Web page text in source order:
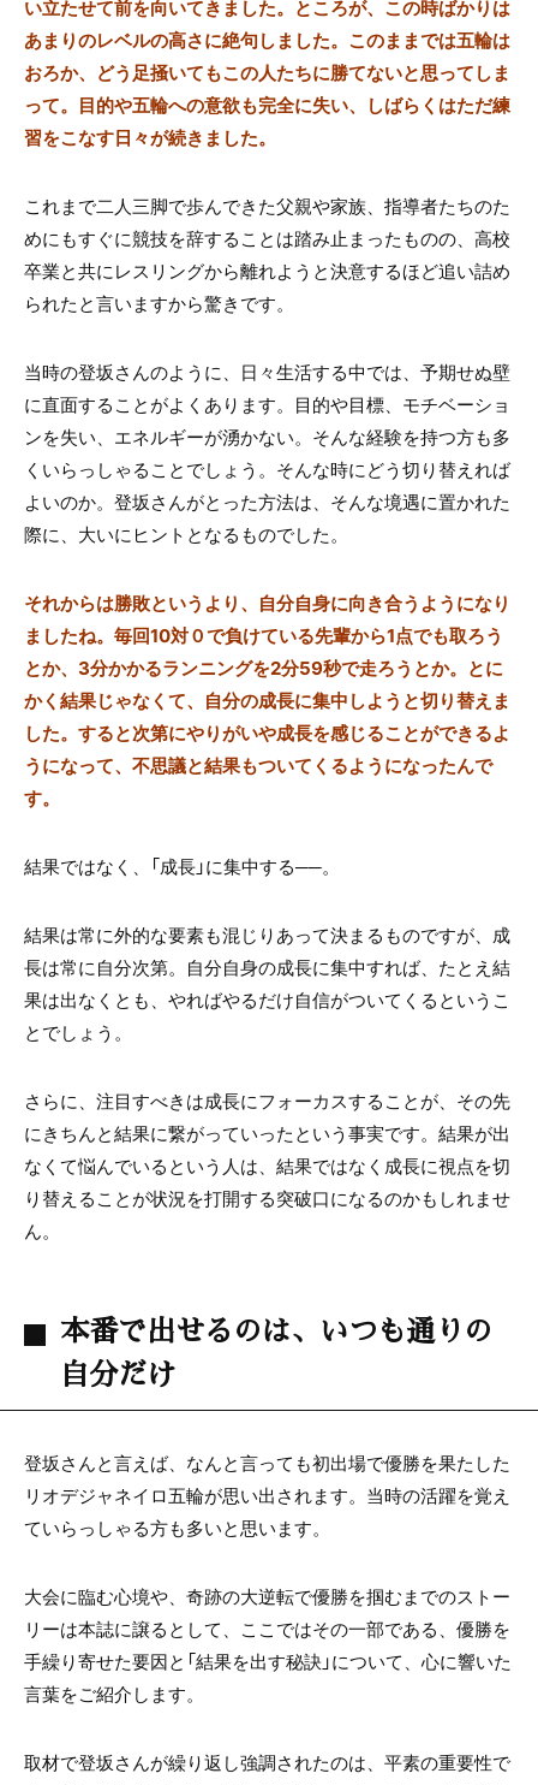
い立たせて前を向いてきました。ところが、この時ばかりは
あまりのレベルの高さに絶句しました。このままでは五輪は
おろか、どう足掻いてもこの人たちに勝てないと思ってしま
って。目的や五輪への意欲も完全に失い、しばらくはただ練
習をこなす日々が続きました。
これまで二人三脚で歩んできた父親や家族、指導者たちのた
めにもすぐに競技を辞することは踏み止まったものの、高校
卒業と共にレスリングから離れようと決意するほど追い詰め
られたと言いますから驚きです。
当時の登坂さんのように、日々生活する中では、予期せぬ壁
に直面することがよくあります。目的や目標、モチベーショ
ンを失い、エネルギーが湧かない。そんな経験を持つ方も多
くいらっしゃることでしょう。そんな時にどう切り替えれば
よいのか。登坂さんがとった方法は、そんな境遇に置かれた
際に、大いにヒントとなるものでした。
それからは勝敗というより、自分自身に向き合うようになり
ましたね。毎回10対０で負けている先輩から1点でも取ろう
とか、3分かかるランニングを2分59秒で走ろうとか。とに
かく結果じゃなくて、自分の成長に集中しようと切り替えま
した。すると次第にやりがいや成長を感じることができるよ
うになって、不思議と結果もついてくるようになったんで
す。
結果ではなく、「成長」に集中する──。
結果は常に外的な要素も混じりあって決まるものですが、成
長は常に自分次第。自分自身の成長に集中すれば、たとえ結
果は出なくとも、やればやるだけ自信がついてくるというこ
とでしょう。
さらに、注目すべきは成長にフォーカスすることが、その先
にきちんと結果に繋がっていったという事実です。結果が出
なくて悩んでいるという人は、結果ではなく成長に視点を切
り替えることが状況を打開する突破口になるのかもしれませ
ん。
本番で出せるのは、いつも通りの
自分だけ
登坂さんと言えば、なんと言っても初出場で優勝を果たした
リオデジャネイロ五輪が思い出されます。当時の活躍を覚え
ていらっしゃる方も多いと思います。
大会に臨む心境や、奇跡の大逆転で優勝を掴むまでのストー
リーは本誌に譲るとして、ここではその一部である、優勝を
手繰り寄せた要因と「結果を出す秘訣」について、心に響いた
言葉をご紹介します。
取材で登坂さんが繰り返し強調されたのは、平素の重要性で